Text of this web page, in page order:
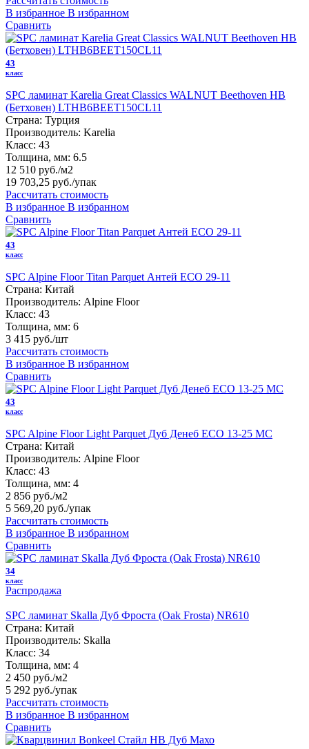
В избранное В избранном
Сравнить
43
класс
SPC ламинат Karelia Great Classics WALNUT Beethoven HB
(Бетховен) LTHB6BEET150CL11
Страна: Турция
Производитель: Karelia
Класс: 43
Толщина, мм: 6.5
12 510 руб./м2
19 703,25 руб./упак
Рассчитать стоимость
В избранное В избранном
Сравнить
43
класс
SPC Alpine Floor Titan Parquet Антей ЕСО 29-11
Страна: Китай
Производитель: Alpine Floor
Класс: 43
Толщина, мм: 6
3 415 руб./шт
Рассчитать стоимость
В избранное В избранном
Сравнить
43
класс
SPC Alpine Floor Light Parquet Дуб Денеб ЕСО 13-25 MC
Страна: Китай
Производитель: Alpine Floor
Класс: 43
Толщина, мм: 4
2 856 руб./м2
5 569,20 руб./упак
Рассчитать стоимость
В избранное В избранном
Сравнить
34
класс
Распродажа
SPC ламинат Skalla Дуб Фроста (Oak Frosta) NR610
Страна: Китай
Производитель: Skalla
Класс: 34
Толщина, мм: 4
2 450 руб./м2
5 292 руб./упак
Рассчитать стоимость
В избранное В избранном
Сравнить